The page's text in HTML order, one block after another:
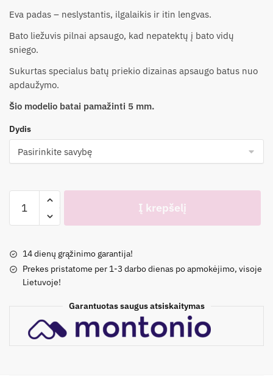
Eva padas – neslystantis, ilgalaikis ir itin lengvas.
Bato liežuvis pilnai apsaugo, kad nepatektų į bato vidų
sniego.
Sukurtas specialus batų priekio dizainas apsaugo batus nuo
apdaužymo.
Šio modelio batai pamažinti 5 mm.
Dydis
kiekis:
Sniego
su
vilna
berniukams
Į krepšelį
14 dienų grąžinimo garantija!
Prekes pristatome per 1-3 darbo dienas po apmokėjimo, visoje
Lietuvoje!
Garantuotas saugus atsiskaitymas